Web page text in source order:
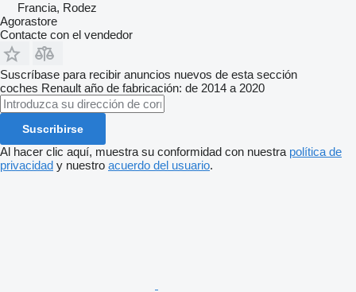
Francia, Rodez
Agorastore
Contacte con el vendedor
Suscríbase para recibir anuncios nuevos de esta sección
coches Renault año de fabricación: de 2014 a 2020
Suscribirse
Al hacer clic aquí, muestra su conformidad con nuestra política de
privacidad y nuestro acuerdo del usuario.